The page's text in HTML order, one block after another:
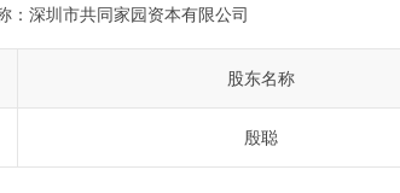
： 深圳市共同家园资本有限公司
股东名称
殷聪